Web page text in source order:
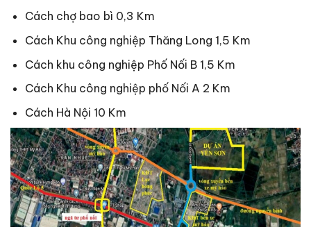
Cách chợ bao bì 0,3 Km
Cách Khu công nghiệp Thăng Long 1,5 Km
Cách khu công nghiệp Phố Nối B 1,5 Km
Cách Khu công nghiệp phố Nối A 2 Km
Cách Hà Nội 10 Km